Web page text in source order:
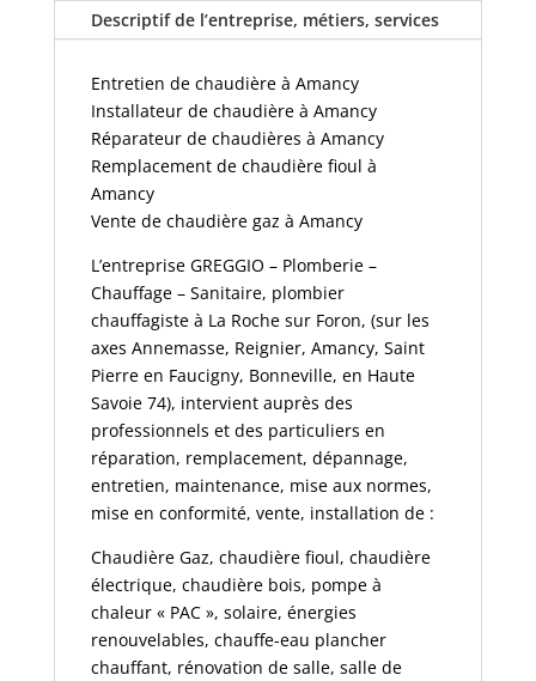
Descriptif de l’entreprise, métiers, services
Entretien de chaudière à Amancy
Installateur de chaudière à Amancy
Réparateur de chaudières à Amancy
Remplacement de chaudière fioul à
Amancy
Vente de chaudière gaz à Amancy
L’entreprise GREGGIO – Plomberie –
Chauffage – Sanitaire, plombier
chauffagiste à La Roche sur Foron, (sur les
axes Annemasse, Reignier, Amancy, Saint
Pierre en Faucigny, Bonneville, en Haute
Savoie 74), intervient auprès des
professionnels et des particuliers en
réparation, remplacement, dépannage,
entretien, maintenance, mise aux normes,
mise en conformité, vente, installation de :
Chaudière Gaz, chaudière fioul, chaudière
électrique, chaudière bois, pompe à
chaleur « PAC », solaire, énergies
renouvelables, chauffe-eau plancher
chauffant, rénovation de salle, salle de